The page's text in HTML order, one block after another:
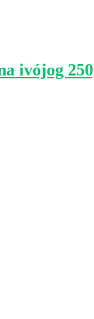
ivójog